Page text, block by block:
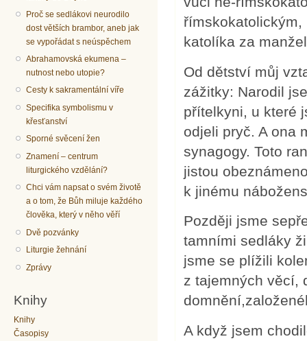
Proč se sedlákovi neurodilo
dost větších brambor, aneb jak
se vypořádat s neúspěchem
Abrahamovská ekumena –
nutnost nebo utopie?
Cesty k sakramentální víře
Specifika symbolismu v
křesťanství
Sporné svěcení žen
Znamení – centrum
liturgického vzdělání?
Chci vám napsat o svém životě
a o tom, že Bůh miluje každého
člověka, který v něho věří
Dvě pozvánky
Liturgie žehnání
Zprávy
Knihy
Knihy
Časopisy
katolíka za
Od dětství můj
zážitky: Narodil
přítelkyni, u které
odjeli pryč. A ona
synagogy. Toto
jistou
k jinému
Později jsme
tamními sedláky
jsme se plížili
z tajemných věcí,
A když jsem